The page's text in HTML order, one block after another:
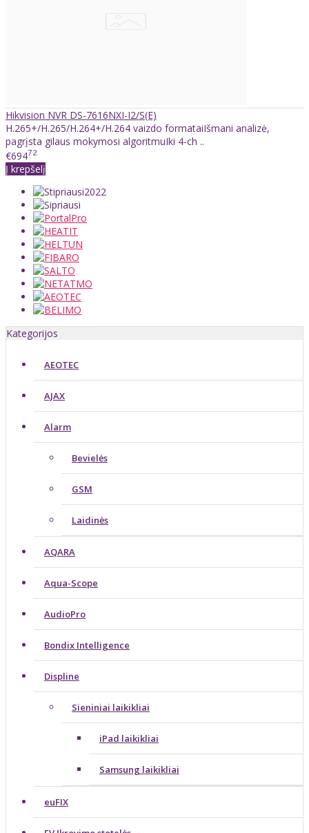
Hikvision NVR DS-7616NXI-I2/S(E)
H.265+/H.265/H.264+/H.264 vaizdo formataiIšmani analizė,
pagrįsta gilaus mokymosi algoritmuIki 4-ch ..
€69472
Į krepšelį
Kategorijos
AEOTEC
AJAX
Alarm
Bevielės
GSM
Laidinės
AQARA
Aqua-Scope
AudioPro
Bondix Intelligence
Displine
Sieniniai laikikliai
iPad laikikliai
Samsung laikikliai
euFIX